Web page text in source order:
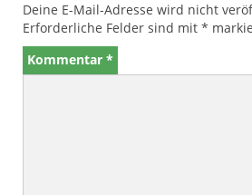
Deine E-Mail-Adresse wird nicht
Erforderliche Felder sind mit *
Kommentar *